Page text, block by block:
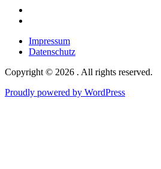
Impressum
Datenschutz
Copyright © 2026 . All rights reserved.
Proudly powered by WordPress